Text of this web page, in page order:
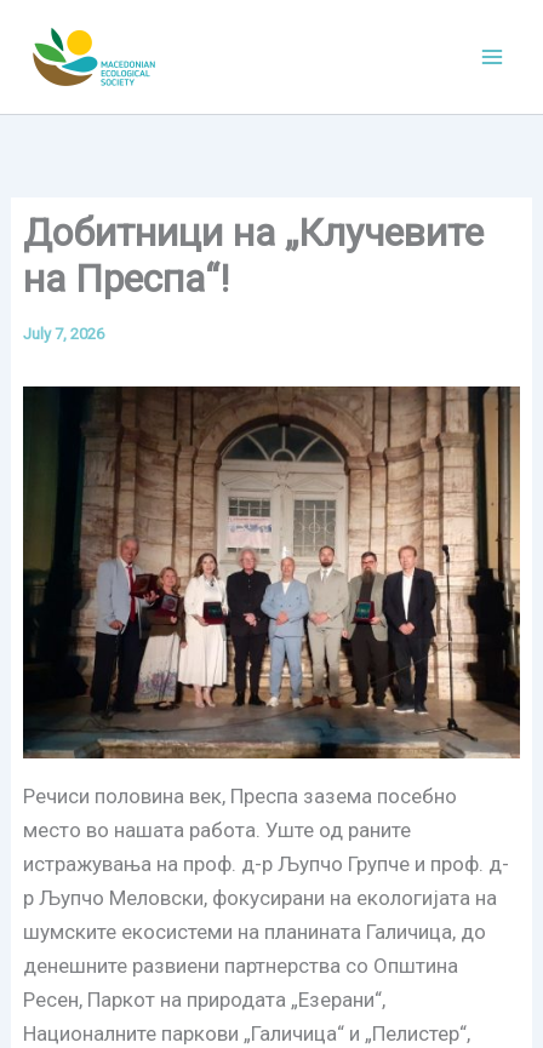
content
Добитници на „Клучевите
на Преспа“!
July 7, 2026
Речиси половина век, Преспа зазема посебно
место во нашата работа. Уште од раните
истражувања на проф. д-р Љупчо Групче и проф. д-
р Љупчо Меловски, фокусирани на екологијата на
шумските екосистеми на планината Галичица, до
денешните развиени партнерства со Општина
Ресен, Паркот на природата „Езерани“,
Националните паркови „Галичица“ и „Пелистер“,